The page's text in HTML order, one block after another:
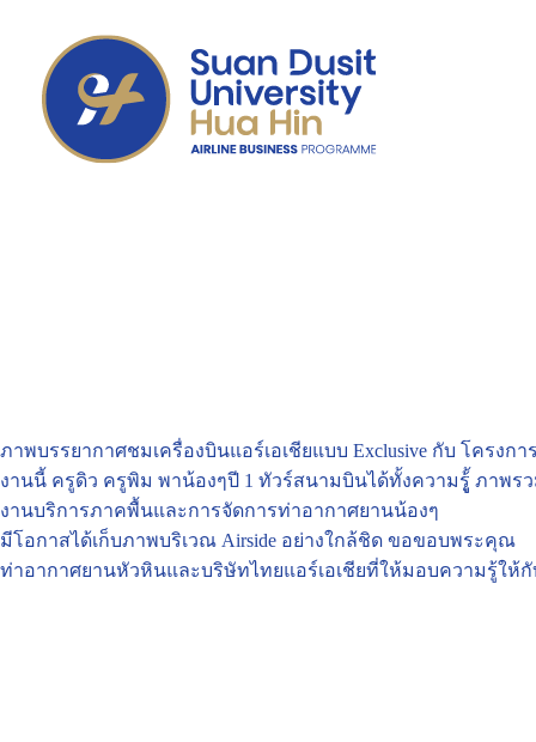
ภาพบรรยากาศชมเครื่องบินแอร์เอเชียแบบ Exclusive กับ โครงการ
งานนี้ ครูดิว ครูพิม พาน้องๆปี 1 ทัวร์สนามบินได้ทั้งความรูู้้ ภาพร
งานบริการภาคพื้นและการจัดการท่าอากาศยานน้องๆ
มีโอกาสได้เก็บภาพ​บริเวณ Airside อย่างใกล้ชิด ขอขอบพระคุณ
ท่าอากาศยานหัวหินและบริษัทไทยแอร์เอเชียที่ให้มอบความรู้ให้